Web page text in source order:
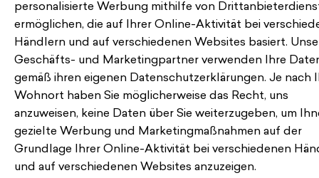
personalisierte Werbung mithilfe von
ermöglichen, die auf Ihrer Online-Aktivität bei
Händlern und auf verschiedenen Websites basiert.
Geschäfts- und Marketingpartner verwenden Ihre
gemäß ihren eigenen Datenschutzerklärungen. Je nach
Wohnort haben Sie möglicherweise das Recht, uns
anzuweisen, keine Daten über Sie weiterzugeben, um
gezielte Werbung und Marketingmaßnahmen auf der
Grundlage Ihrer Online-Aktivität bei verschiedenen
und auf verschiedenen Websites anzuzeigen.